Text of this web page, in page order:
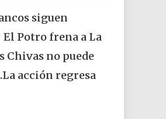
siguen
Potro frena a La
Chivas no puede
acción regresa